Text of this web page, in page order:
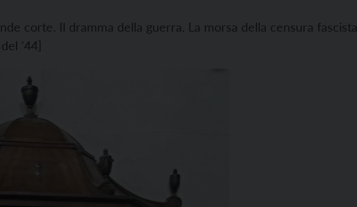
corte. Il dramma della guerra. La morsa della censura fascista
'44]